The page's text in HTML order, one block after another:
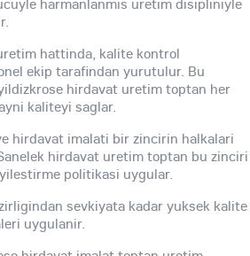
hattinda, kalite kontrol
ekip tarafindan yurutulur. Bu
hirdavat uretim toptan her
kaliteyi saglar.
hirdavat imalati bir zincirin halkalari
hirdavat uretim toptan bu zinciri
politikasi uygular.
sevkiyata kadar yuksek kalite
uygulanir.